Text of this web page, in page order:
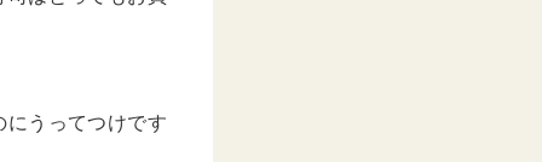
うってつけです